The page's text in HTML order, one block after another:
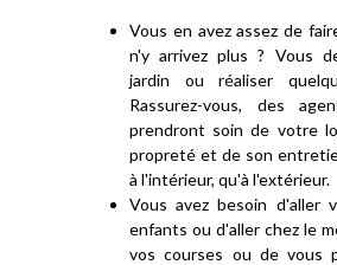
Vous en avez assez de
n'y arrivez plus ? Vous
jardin ou réaliser
Rassurez-vous, des
prendront soin de votre
propreté et de son
à l'intérieur, qu'à l'extérieur.
Vous avez besoin d'aller
enfants ou d'aller chez le
vos courses ou de vous